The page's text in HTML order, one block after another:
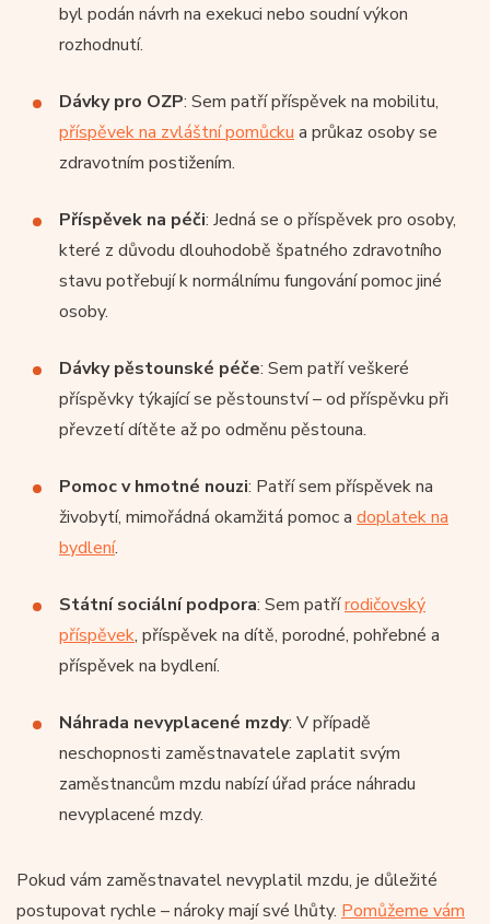
byl podán návrh na exekuci nebo soudní výkon
rozhodnutí.
Dávky pro OZP: Sem patří příspěvek na mobilitu,
příspěvek na zvláštní pomůcku a průkaz osoby se
zdravotním postižením.
Příspěvek na péči: Jedná se o příspěvek pro osoby,
které z důvodu dlouhodobě špatného zdravotního
stavu potřebují k normálnímu fungování pomoc jiné
osoby.
Dávky pěstounské péče: Sem patří veškeré
příspěvky týkající se pěstounství – od příspěvku při
převzetí dítěte až po odměnu pěstouna.
Pomoc v hmotné nouzi: Patří sem příspěvek na
živobytí, mimořádná okamžitá pomoc a doplatek na
bydlení.
Státní sociální podpora: Sem patřírodičovský
příspěvek, příspěvek na dítě, porodné, pohřebné a
příspěvek na bydlení.
Náhrada nevyplacené mzdy: V případě
neschopnosti zaměstnavatele zaplatit svým
zaměstnancům mzdu nabízí úřad práce náhradu
nevyplacené mzdy.
Pokud vám zaměstnavatel nevyplatil mzdu, je důležité
postupovat rychle – nároky mají své lhůty. Pomůžeme vám